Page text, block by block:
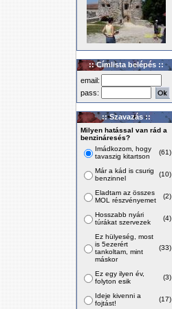
:: Címlista belépés ::
email:
pass:
:: Szavazás ::
Milyen hatással van rád a
benzináresés?
Imádkozom, hogy
tavaszig kitartson
(61)
Már a kád is csurig
benzinnel
(10)
Eladtam az összes
MOL részvényemet
(2)
Hosszabb nyári
túrákat szervezek
(4)
Ez hülyeség, most
is 5ezerért
tankoltam, mint
máskor
(33)
Ez egy ilyen év,
folyton esik
(3)
Ideje kivenni a
fojtást!
(17)